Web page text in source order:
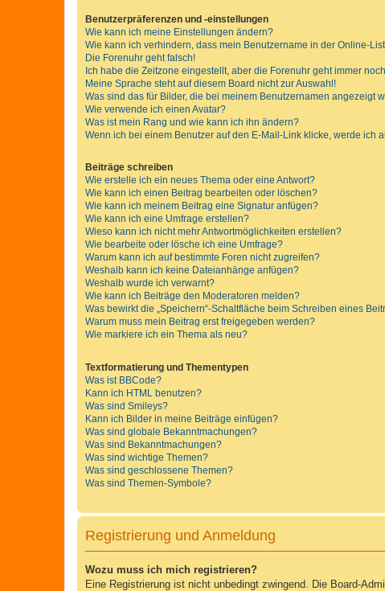
Benutzerpräferenzen und -einstellungen
Wie kann ich meine Einstellungen ändern?
Wie kann ich verhindern, dass mein Benutzername in der Online-
Die Forenuhr geht falsch!
Ich habe die Zeitzone eingestellt, aber die Forenuhr geht immer
Meine Sprache steht auf diesem Board nicht zur Auswahl!
Was sind das für Bilder, die bei meinem Benutzernamen angezeigt
Wie verwende ich einen Avatar?
Was ist mein Rang und wie kann ich ihn ändern?
Wenn ich bei einem Benutzer auf den E-Mail-Link klicke, werde ich
Beiträge schreiben
Wie erstelle ich ein neues Thema oder eine Antwort?
Wie kann ich einen Beitrag bearbeiten oder löschen?
Wie kann ich meinem Beitrag eine Signatur anfügen?
Wie kann ich eine Umfrage erstellen?
Wieso kann ich nicht mehr Antwortmöglichkeiten erstellen?
Wie bearbeite oder lösche ich eine Umfrage?
Warum kann ich auf bestimmte Foren nicht zugreifen?
Weshalb kann ich keine Dateianhänge anfügen?
Weshalb wurde ich verwarnt?
Wie kann ich Beiträge den Moderatoren melden?
Was bewirkt die „Speichern“-Schaltfläche beim Schreiben eines
Warum muss mein Beitrag erst freigegeben werden?
Wie markiere ich ein Thema als neu?
Textformatierung und Thementypen
Was ist BBCode?
Kann ich HTML benutzen?
Was sind Smileys?
Kann ich Bilder in meine Beiträge einfügen?
Was sind globale Bekanntmachungen?
Was sind Bekanntmachungen?
Was sind wichtige Themen?
Was sind geschlossene Themen?
Was sind Themen-Symbole?
Registrierung und Anmeldung
Wozu muss ich mich registrieren?
Eine Registrierung ist nicht unbedingt zwingend. Die Board-